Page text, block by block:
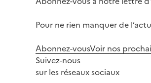
Pour ne rien manquer de
Abonnez-vousVoir nos
Suivez-nous
sur les réseaux sociaux